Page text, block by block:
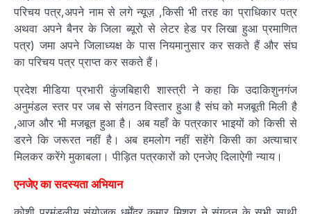
परिचय पत्र,अपने नाम से लगे न्यूज़ ,किसी भी तरह का प्राधिकार पत्र
अथवा अपने बैनर के जिला ब्यूरो से लेटर हेड पर लिखा हुआ प्रमाणित
पत्र) जमा अपने जिलाध्यक्ष के पास नियमानुसार कर सकते हैं और संघ
का परिचय पत्र प्राप्त कर सकते हैं।
प्रदेश मीडिया प्रभारी कुंजबिहारी शास्त्री ने कहा कि उदाकिशुनगंज
अनुमंडल स्तर पर जब से संगठन विस्तार हुआ है संघ को मजबूती मिली है
,आज और भी मजबूत हुआ है। अब यहाँ के पत्रकार भाइयों को किसी से
डरने कि जरूरत नहीं है। अब हमलोग नहीं सहेंगे किसी का अत्याचार
मिलकर करेंगे मुकाबला। पीड़ित पत्रकारों को एनजेए दिलाऐगी न्याय।
एनजेए का सदस्यता अभियान